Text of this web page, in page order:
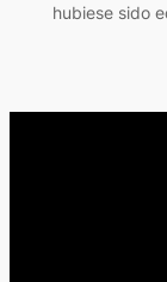
hubiese sido